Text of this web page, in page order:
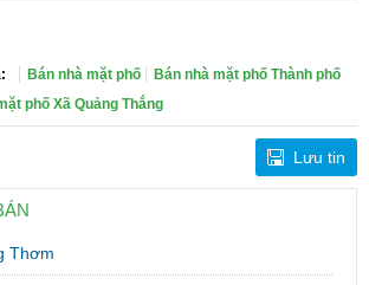
Bán nhà mặt phố
Bán nhà mặt phố Thành phố
phố Xã Quảng Thắng
Lưu tin
Thơm